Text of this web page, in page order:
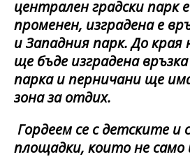
централен градски парк
променен, изградена е
и Западния парк. До
ще бъде изградена
парка и перничани ще
зона за отдих.
Гордеем се с детските
площадки, които не само